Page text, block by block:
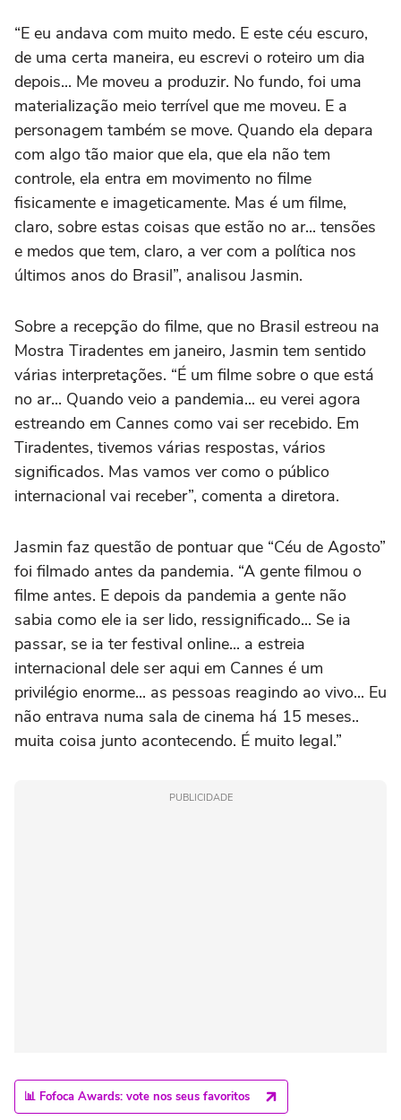
“E eu andava com muito medo. E este céu escuro,
de uma certa maneira, eu escrevi o roteiro um dia
depois... Me moveu a produzir. No fundo, foi uma
materialização meio terrível que me moveu. E a
personagem também se move. Quando ela depara
com algo tão maior que ela, que ela não tem
controle, ela entra em movimento no filme
fisicamente e imageticamente. Mas é um filme,
claro, sobre estas coisas que estão no ar... tensões
e medos que tem, claro, a ver com a política nos
últimos anos do Brasil”, analisou Jasmin.
Sobre a recepção do filme, que no Brasil estreou na
Mostra Tiradentes em janeiro, Jasmin tem sentido
várias interpretações. “É um filme sobre o que está
no ar... Quando veio a pandemia... eu verei agora
estreando em Cannes como vai ser recebido. Em
Tiradentes, tivemos várias respostas, vários
significados. Mas vamos ver como o público
internacional vai receber”, comenta a diretora.
Jasmin faz questão de pontuar que “Céu de Agosto”
foi filmado antes da pandemia. “A gente filmou o
filme antes. E depois da pandemia a gente não
sabia como ele ia ser lido, ressignificado... Se ia
passar, se ia ter festival online... a estreia
internacional dele ser aqui em Cannes é um
privilégio enorme... as pessoas reagindo ao vivo... Eu
não entrava numa sala de cinema há 15 meses..
muita coisa junto acontecendo. É muito legal.”
PUBLICIDADE
📊 Fofoca Awards: vote nos seus favoritos